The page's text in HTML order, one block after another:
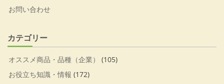
お問い合わせ
カテゴリー
オススメ商品・品種（企業）
(105)
お役立ち知識・情報 (172)